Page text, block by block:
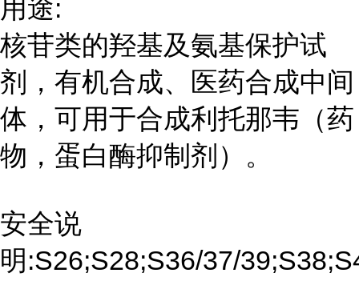
用途:
核苷类的羟基及氨基保护试
剂，有机合成、医药合成中间
体，可用于合成利托那韦（药
物，蛋白酶抑制剂）。
安全说
明:S26;S28;S36/37/